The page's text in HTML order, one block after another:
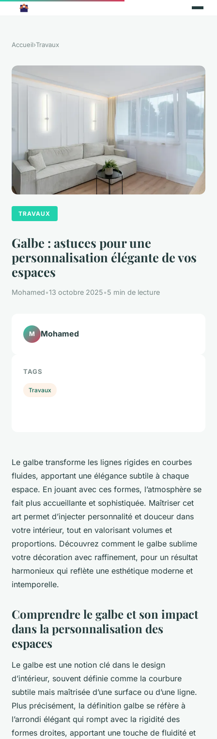
Accueil›Travaux
TRAVAUX
Galbe : astuces pour une
personnalisation élégante de vos
espaces
Mohamed•13 octobre 2025•5 min de lecture
Le galbe transforme les lignes rigides en courbes
fluides, apportant une élégance subtile à chaque
espace. En jouant avec ces formes, l’atmosphère se
fait plus accueillante et sophistiquée. Maîtriser cet
art permet d’injecter personnalité et douceur dans
votre intérieur, tout en valorisant volumes et
proportions. Découvrez comment le galbe sublime
votre décoration avec raffinement, pour un résultat
harmonieux qui reflète une esthétique moderne et
intemporelle.
Comprendre le galbe et son impact
dans la personnalisation des
espaces
Le galbe est une notion clé dans le design
d’intérieur, souvent définie comme la courbure
subtile mais maîtrisée d’une surface ou d’une ligne.
Plus précisément, la définition galbe se réfère à
l’arrondi élégant qui rompt avec la rigidité des
formes droites, apportant une touche de fluidité et
M Mohamed
TAGS
Travaux